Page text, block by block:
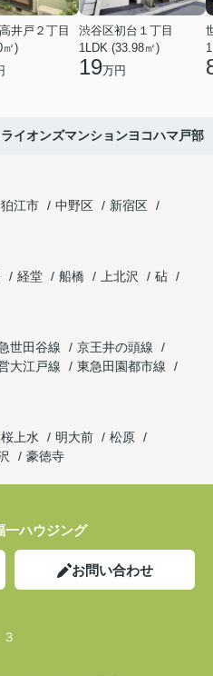
井戸２丁目
㎡)
渋谷区初台１丁目
1LDK (33.98㎡)
19万円
ライオンズマンションヨコハマ戸部
狛江市 中野区
新宿区
経堂 船橋 上北沢
砧
世田谷線
京王井の頭線
大江戸線
東急田園都市線
桜上水 明大前
松原
豪徳寺
一ハウジング
お問い合わせ